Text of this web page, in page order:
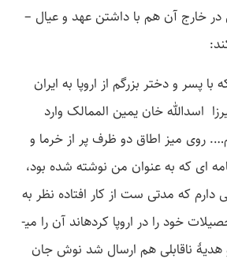
خارج آن هم با داشتن عهد و عیال –
که با پسر و دختر بزرگم از اروپا به ایران
اسدالله خان یمین الممالک وارد
روی میز اطاق دو ظرف پر از خرما و
ای که به عنوان من نوشته شده بود،
که مدتی ست از کار افتاده نظر به
اینکه فرزندان شما تحصیلات خود را در اروپا کرده­اند آن را می­
ناقابلی هم ارسال شد نوش جان